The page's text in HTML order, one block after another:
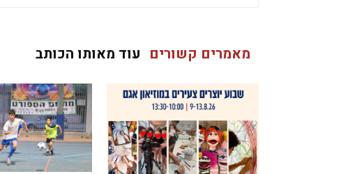
מאמרים קשורים עוד מאותו הכותב